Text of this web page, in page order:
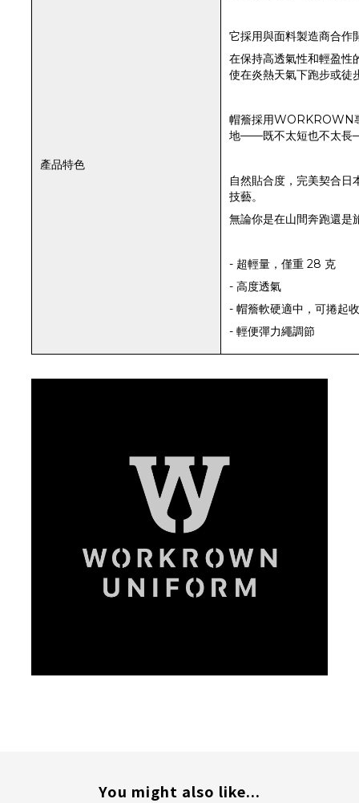
產品特色
它採用與面料製造商合
在保持高透氣性和輕盈性
使在炎熱天氣下跑步或徒
帽簷採用WORKROWN
地——既不太短也不太長
自然貼合度，完美契合
技藝。
無論你是在山間奔跑還是
- 超輕量，僅重 28 克
- 高度透氣
- 帽簷軟硬適中，可捲起
- 輕便彈力繩調節
You might also like...